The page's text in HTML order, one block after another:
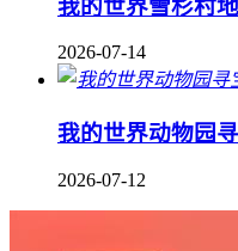
我的世界雪杉村
2026-07-14
我的世界动物园
2026-07-12